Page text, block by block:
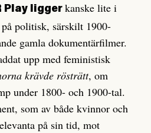
Play ligger kanske lite i
politisk, särskilt 1900-
gamla dokumentärfilmer.
upp med feministisk
krävde rösträtt, om
under 1800- och 1900-tal.
som av både kvinnor och
på sin tid, mot